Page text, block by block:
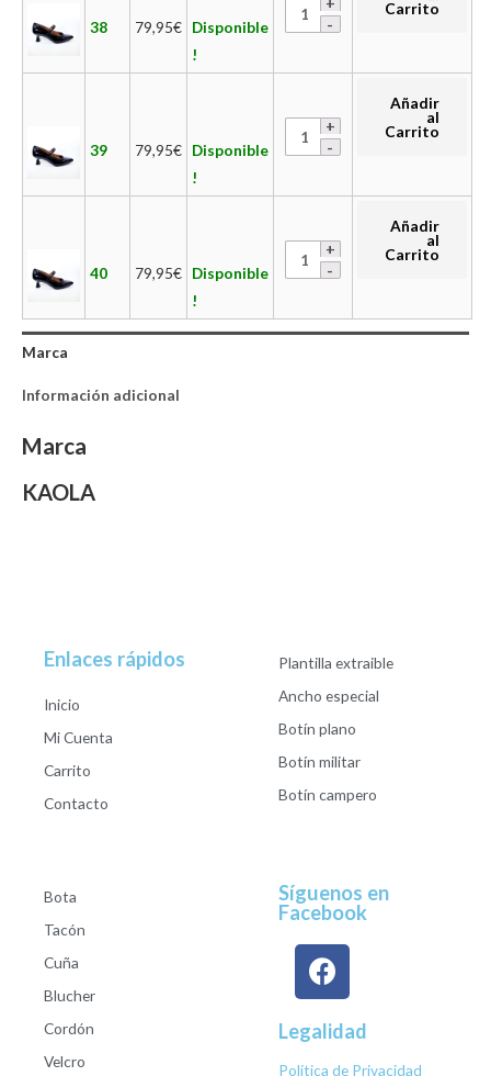
38 79,95€ Disponible
!
Carrito
39 79,95€ Disponible
!
Añadir
al
Carrito
40 79,95€ Disponible
!
Añadir
al
Carrito
Marca
Información adicional
Marca
KAOLA
Enlaces rápidos
Inicio
Mi Cuenta
Carrito
Contacto
Plantilla extraible
Ancho especial
Botín plano
Botín militar
Botín campero
Bota
Tacón
Cuña
Blucher
Cordón
Velcro
Síguenos en
Facebook
Legalidad
Política de Privacidad